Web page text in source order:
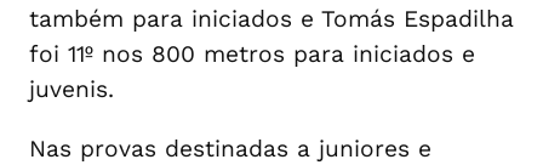
também para iniciados e Tomás Espadilha
foi 11º nos 800 metros para iniciados e
juvenis.
Nas provas destinadas a juniores e